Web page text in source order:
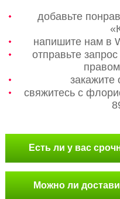
добавьте
напишите нам в
отправьте
закажите
свяжитесь с
Есть ли у вас
Можно ли